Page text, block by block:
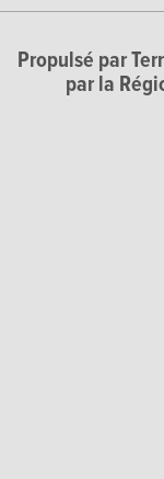
Propulsé par
par la